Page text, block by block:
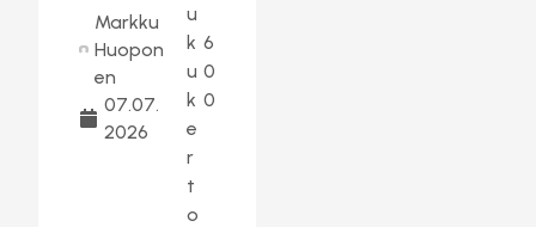
Markku
Huopon
en
07.07.
2026
u
k
u
k
e
r
t
o
6
0
0